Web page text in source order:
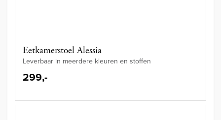
Eetkamerstoel Alessia
Leverbaar in meerdere kleuren en stoffen
299,-